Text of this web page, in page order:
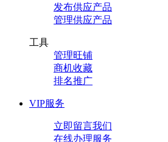
发布供应产品
管理供应产品
工具
管理旺铺
商机收藏
排名推广
VIP服务
立即留言我们
在线办理服务